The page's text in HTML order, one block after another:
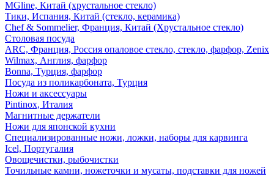
MGline, Китай (хрустальное стекло)
Тики, Испания, Китай (стекло, керамика)
Chef & Sommelier, Франция, Китай (Хрустальное стекло)
Столовая посуда
ARC, Франция, Россия опаловое стекло, стекло, фарфор, Zenix
Wilmax, Англия, фарфор
Bonna, Турция, фарфор
Посуда из поликарбоната, Турция
Ножи и аксессуары
Pintinox, Италия
Магнитные держатели
Ножи для японской кухни
Специализированные ножи, ложки, наборы для карвинга
Icel, Португалия
Овощечистки, рыбочистки
Точильные камни, ножеточки и мусаты, подставки для ножей